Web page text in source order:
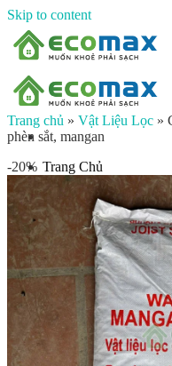
Skip to content
Trang Chủ
Giới thiệu
Sản phẩm
Lọc nước đầu
Lọc tổng chung
Lọc tổng biệt
Lọc nước giếng
Lọc tổng sinh
Đèn UV diệt
Máy lọc nước
Máy lọc nước
Máy lọc nước
Máy lọc nước
Trang chủ » Vật Liệu Lọc »
phèn sắt, mangan
-20%